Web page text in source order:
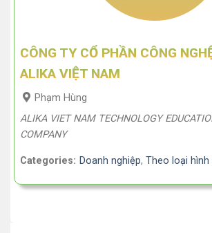
CÔNG TY CỔ PHẦN CÔNG
ALIKA VIỆT NAM
Phạm Hùng
ALIKA VIET NAM TECHNOLOGY
COMPANY
Categories: Doanh nghiệp, Theo loại